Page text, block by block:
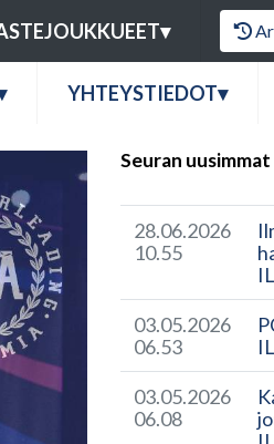
▾
YHTEYSTIEDOT▾
Seuran uusimmat
28.06.2026
10.55
03.05.2026
06.53
03.05.2026
06.08